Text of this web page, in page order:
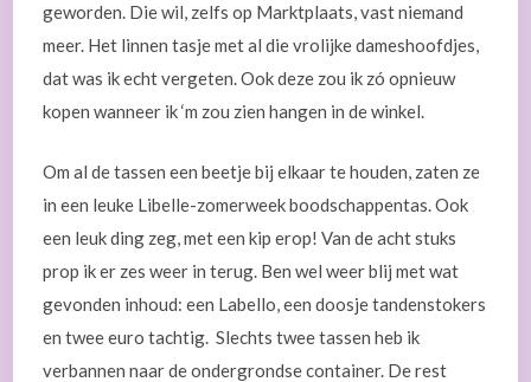
geworden. Die wil, zelfs op Marktplaats, vast niemand
meer. Het linnen tasje met al die vrolijke dameshoofdjes,
dat was ik echt vergeten. Ook deze zou ik zó opnieuw
kopen wanneer ik ‘m zou zien hangen in de winkel.
Om al de tassen een beetje bij elkaar te houden, zaten ze
in een leuke Libelle-zomerweek boodschappentas. Ook
een leuk ding zeg, met een kip erop! Van de acht stuks
prop ik er zes weer in terug. Ben wel weer blij met wat
gevonden inhoud: een Labello, een doosje tandenstokers
en twee euro tachtig. Slechts twee tassen heb ik
verbannen naar de ondergrondse container. De rest